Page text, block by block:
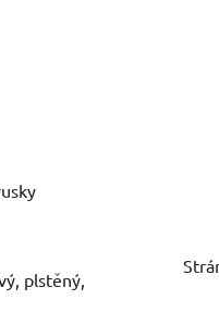
plstěný,